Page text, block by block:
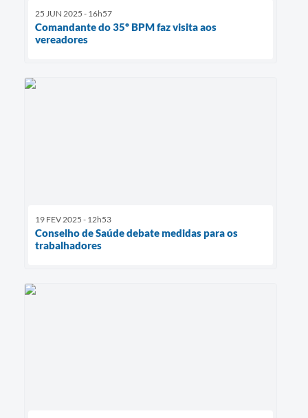
25 JUN 2025 - 16h57
Comandante do 35º BPM faz visita aos
vereadores
19 FEV 2025 - 12h53
Conselho de Saúde debate medidas para os
trabalhadores